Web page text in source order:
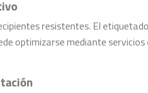
resistentes. El
optimizarse mediante servicios